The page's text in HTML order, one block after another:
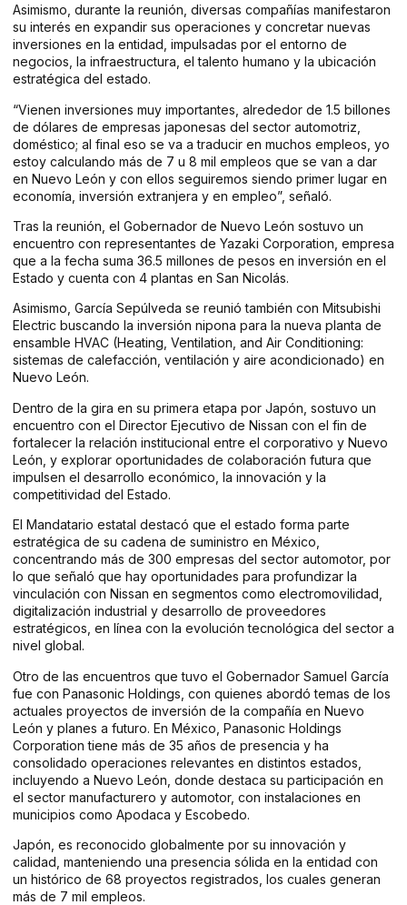
Asimismo, durante la reunión, diversas compañías manifestaron
su interés en expandir sus operaciones y concretar nuevas
inversiones en la entidad, impulsadas por el entorno de
negocios, la infraestructura, el talento humano y la ubicación
estratégica del estado.
“Vienen inversiones muy importantes, alrededor de 1.5 billones
de dólares de empresas japonesas del sector automotriz,
doméstico; al final eso se va a traducir en muchos empleos, yo
estoy calculando más de 7 u 8 mil empleos que se van a dar
en Nuevo León y con ellos seguiremos siendo primer lugar en
economía, inversión extranjera y en empleo”, señaló.
Tras la reunión, el Gobernador de Nuevo León sostuvo un
encuentro con representantes de Yazaki Corporation, empresa
que a la fecha suma 36.5 millones de pesos en inversión en el
Estado y cuenta con 4 plantas en San Nicolás.
Asimismo, García Sepúlveda se reunió también con Mitsubishi
Electric buscando la inversión nipona para la nueva planta de
ensamble HVAC (Heating, Ventilation, and Air Conditioning:
sistemas de calefacción, ventilación y aire acondicionado) en
Nuevo León.
Dentro de la gira en su primera etapa por Japón, sostuvo un
encuentro con el Director Ejecutivo de Nissan con el fin de
fortalecer la relación institucional entre el corporativo y Nuevo
León, y explorar oportunidades de colaboración futura que
impulsen el desarrollo económico, la innovación y la
competitividad del Estado.
El Mandatario estatal destacó que el estado forma parte
estratégica de su cadena de suministro en México,
concentrando más de 300 empresas del sector automotor, por
lo que señaló que hay oportunidades para profundizar la
vinculación con Nissan en segmentos como electromovilidad,
digitalización industrial y desarrollo de proveedores
estratégicos, en línea con la evolución tecnológica del sector a
nivel global.
Otro de las encuentros que tuvo el Gobernador Samuel García
fue con Panasonic Holdings, con quienes abordó temas de los
actuales proyectos de inversión de la compañía en Nuevo
León y planes a futuro. En México, Panasonic Holdings
Corporation tiene más de 35 años de presencia y ha
consolidado operaciones relevantes en distintos estados,
incluyendo a Nuevo León, donde destaca su participación en
el sector manufacturero y automotor, con instalaciones en
municipios como Apodaca y Escobedo.
Japón, es reconocido globalmente por su innovación y
calidad, manteniendo una presencia sólida en la entidad con
un histórico de 68 proyectos registrados, los cuales generan
más de 7 mil empleos.